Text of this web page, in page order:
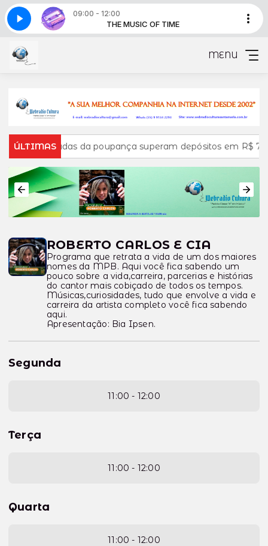
09:00 - 12:00
TIME THE MUSIC OF TIME
- Parte 2 The music of time - Parte 2
MENU
ÚLTIMAS
Retiradas da poupança superam depósitos em R$ 7,15
ROBERTO CARLOS E CIA
Programa que retrata a vida de um dos maiores
nomes da MPB. Aqui você fica sabendo um
pouco sobre a vida,carreira, parcerias e histórias
do cantor mais cobiçado de todos os tempos.
Músicas,curiosidades, tudo que envolve a vida e
carreira da artista completo você fica sabendo
aqui.
Apresentação: Bia Ipsen.
Segunda
11:00 - 12:00
Terça
11:00 - 12:00
Quarta
11:00 - 12:00